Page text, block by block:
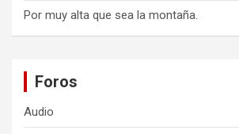
Por muy alta que sea la montaña.
Foros
Audio